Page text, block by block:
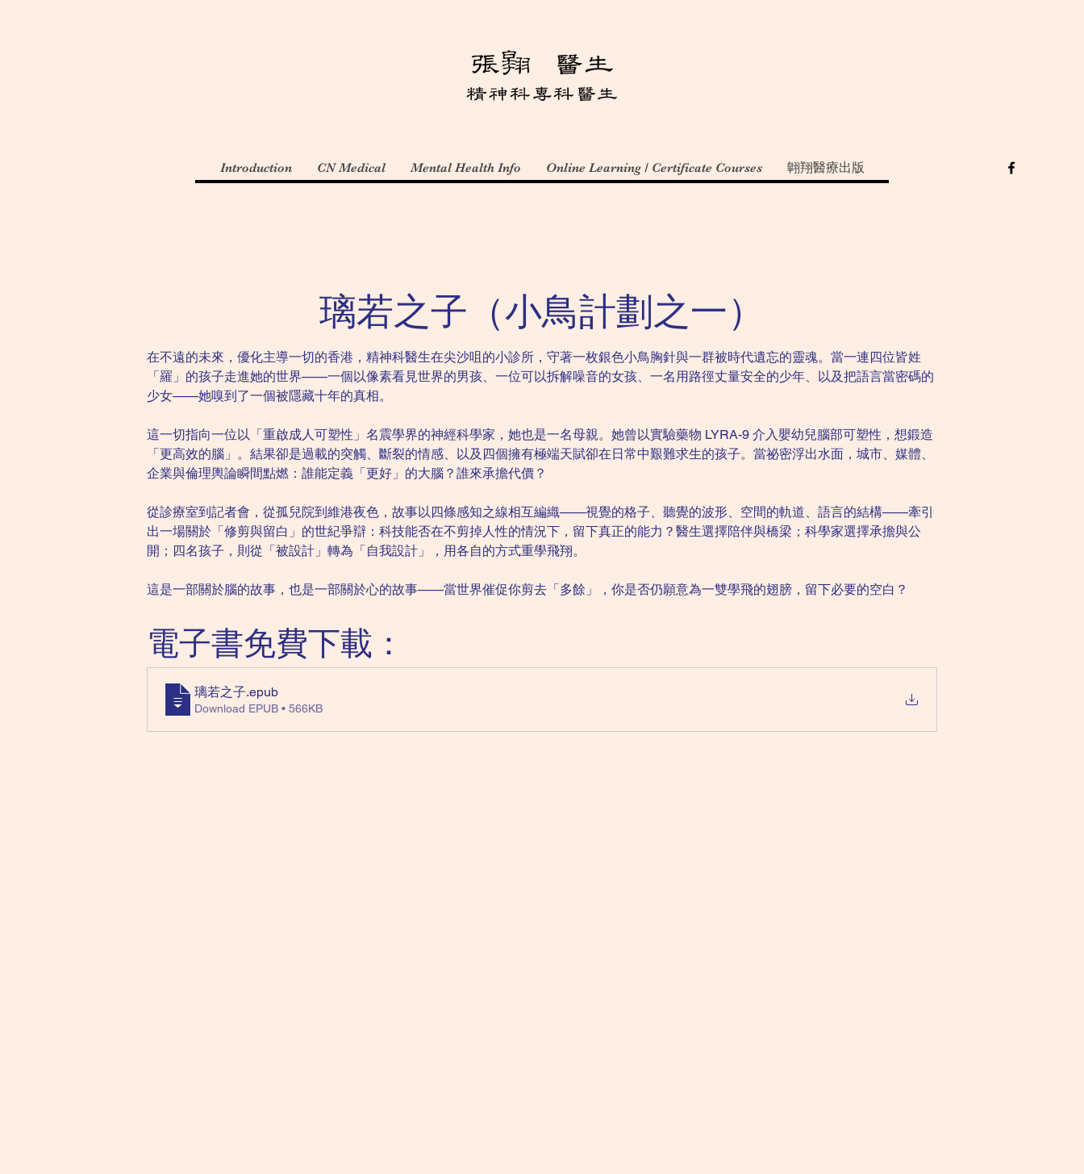
Introduction CN Medical Mental Health Info Online Learning / Certificate Courses 翺翔醫療出版
璃若之子（小鳥計劃之一）
在不遠的未來，優化主導一切的香港，精神科醫生在尖沙咀的小診所，守著一枚銀色小鳥胸針與一群被時代遺忘的靈魂。當一連四位皆姓
「羅」的孩子走進她的世界——一個以像素看見世界的男孩、一位可以拆解噪音的女孩、一名用路徑丈量安全的少年、以及把語言當密碼的
少女——她嗅到了一個被隱藏十年的真相。
這一切指向一位以「重啟成人可塑性」名震學界的神經科學家，她也是一名母親。她曾以實驗藥物 LYRA-9 介入嬰幼兒腦部可塑性，想鍛造
「更高效的腦」。結果卻是過載的突觸、斷裂的情感、以及四個擁有極端天賦卻在日常中艱難求生的孩子。當祕密浮出水面，城市、媒體、
企業與倫理輿論瞬間點燃：誰能定義「更好」的大腦？誰來承擔代價？
從診療室到記者會，從孤兒院到維港夜色，故事以四條感知之線相互編織——視覺的格子、聽覺的波形、空間的軌道、語言的結構——牽引
出一場關於「修剪與留白」的世紀爭辯：科技能否在不剪掉人性的情況下，留下真正的能力？醫生選擇陪伴與橋梁；科學家選擇承擔與公
開；四名孩子，則從「被設計」轉為「自我設計」，用各自的方式重學飛翔。
這是一部關於腦的故事，也是一部關於心的故事——當世界催促你剪去「多餘」，你是否仍願意為一雙學飛的翅膀，留下必要的空白？
電子書免費下載：
璃若之子.epub
Download EPUB • 566KB